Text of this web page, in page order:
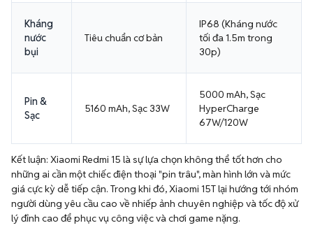
Kháng
nước
bụi
Tiêu chuẩn cơ bản
IP68 (Kháng nước
tối đa 1.5m trong
30p)
Pin &
Sạc
5160 mAh, Sạc 33W
5000 mAh, Sạc
HyperCharge
67W/120W
Kết luận: Xiaomi Redmi 15 là sự lựa chọn không thể tốt hơn cho
những ai cần một chiếc điện thoại "pin trâu", màn hình lớn và mức
giá cực kỳ dễ tiếp cận. Trong khi đó, Xiaomi 15T lại hướng tới nhóm
người dùng yêu cầu cao về nhiếp ảnh chuyên nghiệp và tốc độ xử
lý đỉnh cao để phục vụ công việc và chơi game nặng.